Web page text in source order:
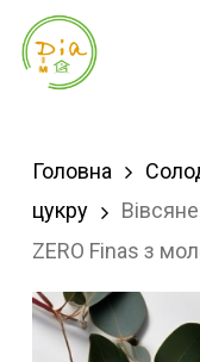
Skip
Головна
цукру
ZERO Finas з